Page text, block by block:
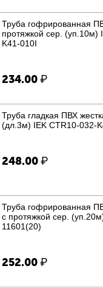
Труба гофрированная
протяжкой сер. (уп.10м)
K41-010I
234.00₽
Труба гладкая ПВХ
(дл.3м) IEK CTR10-032-
248.00₽
Труба гофрированная
с протяжкой сер.
11601(20)
252.00₽